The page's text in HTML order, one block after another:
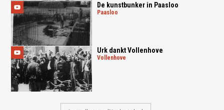
De kunstbunker in Paasloo
paasloo
Urk dankt Vollenhove
vollenhove